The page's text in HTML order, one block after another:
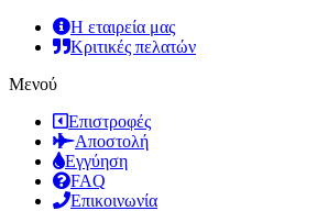
Η εταιρεία μας
Κριτικές πελατών
Μενού
Επιστροφές
Αποστολή
Εγγύηση
FAQ
Επικοινωνία